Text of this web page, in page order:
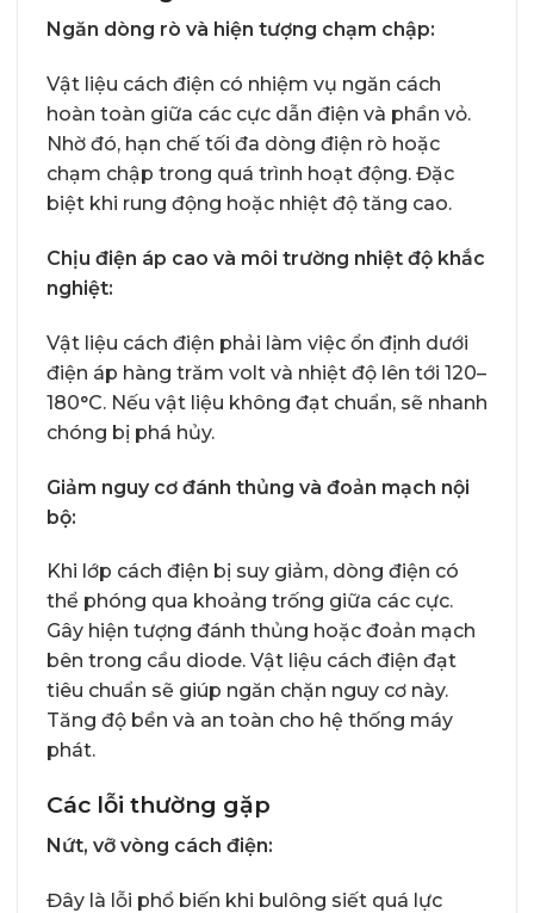
Ngăn dòng rò và hiện tượng chạm chập:
Vật liệu cách điện có nhiệm vụ ngăn cách
hoàn toàn giữa các cực dẫn điện và phần vỏ.
Nhờ đó, hạn chế tối đa dòng điện rò hoặc
chạm chập trong quá trình hoạt động. Đặc
biệt khi rung động hoặc nhiệt độ tăng cao.
Chịu điện áp cao và môi trường nhiệt độ khắc
nghiệt:
Vật liệu cách điện phải làm việc ổn định dưới
điện áp hàng trăm volt và nhiệt độ lên tới 120–
180°C. Nếu vật liệu không đạt chuẩn, sẽ nhanh
chóng bị phá hủy.
Giảm nguy cơ đánh thủng và đoản mạch nội
bộ:
Khi lớp cách điện bị suy giảm, dòng điện có
thể phóng qua khoảng trống giữa các cực.
Gây hiện tượng đánh thủng hoặc đoản mạch
bên trong cầu diode. Vật liệu cách điện đạt
tiêu chuẩn sẽ giúp ngăn chặn nguy cơ này.
Tăng độ bền và an toàn cho hệ thống máy
phát.
Các lỗi thường gặp
Nứt, vỡ vòng cách điện:
Đây là lỗi phổ biến khi bulông siết quá lực